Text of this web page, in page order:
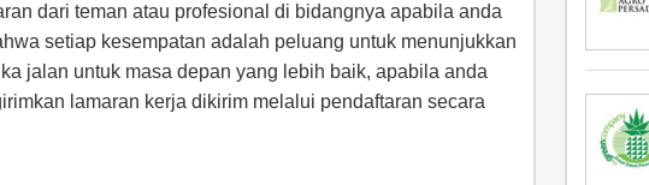
dari teman atau profesional di bidangnya apabila anda
setiap kesempatan adalah peluang untuk menunjukkan
jalan untuk masa depan yang lebih baik, apabila anda
lamaran kerja dikirim melalui pendaftaran secara